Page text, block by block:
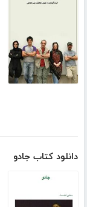
دانلود کتاب جادو